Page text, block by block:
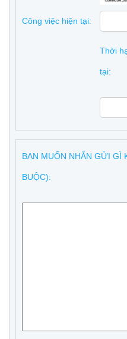
Công việc hiện tại:
Thời
tại:
BẠN MUỐN NHẮN GỬI GÌ
BUỘC):